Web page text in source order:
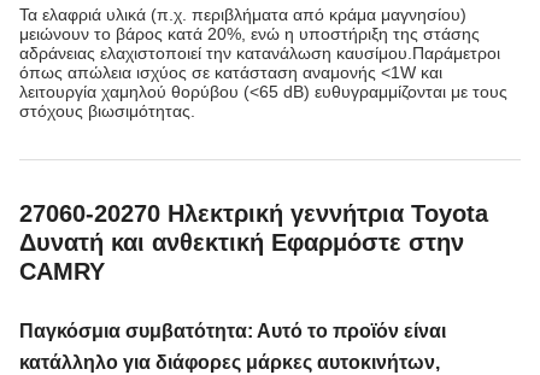
Τα ελαφριά υλικά (π.χ. περιβλήματα από κράμα μαγνησίου)
μειώνουν το βάρος κατά 20%, ενώ η υποστήριξη της στάσης
αδράνειας ελαχιστοποιεί την κατανάλωση καυσίμου.Παράμετροι
όπως απώλεια ισχύος σε κατάσταση αναμονής <1W και
λειτουργία χαμηλού θορύβου (<65 dB) ευθυγραμμίζονται με τους
στόχους βιωσιμότητας.
27060-20270 Ηλεκτρική γεννήτρια Toyota
Δυνατή και ανθεκτική Εφαρμόστε στην
CAMRY
Παγκόσμια συμβατότητα: Αυτό το προϊόν είναι
κατάλληλο για διάφορες μάρκες αυτοκινήτων,